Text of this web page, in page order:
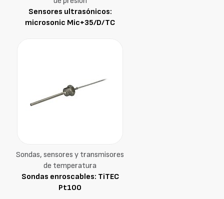
Sensores ultrasónicos:
microsonic Mic+35/D/TC
Sondas, sensores y transmisores
de temperatura
Sondas enroscables: TiTEC
Pt100